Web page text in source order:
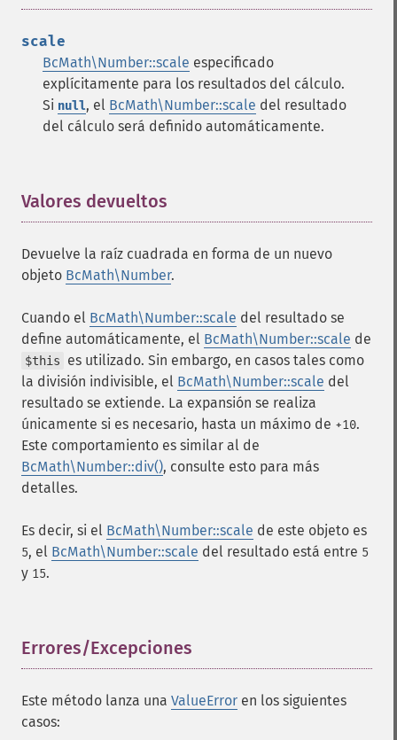
scale
BcMath\Number::scale especificado
explícitamente para los resultados del cálculo.
Si null, el BcMath\Number::scale del resultado
del cálculo será definido automáticamente.
Valores devueltos
Devuelve la raíz cuadrada en forma de un nuevo
objeto BcMath\Number.
Cuando el BcMath\Number::scale del resultado se
define automáticamente, el BcMath\Number::scale de
$this
es utilizado. Sin embargo, en casos tales como
la división indivisible, el BcMath\Number::scale del
resultado se extiende. La expansión se realiza
únicamente si es necesario, hasta un máximo de +10.
Este comportamiento es similar al de
BcMath\Number::div(), consulte esto para más
detalles.
Es decir, si el BcMath\Number::scale de este objeto es
5, el BcMath\Number::scale del resultado está entre 5
y 15.
Errores/Excepciones
Este método lanza una ValueError en los siguientes
casos: